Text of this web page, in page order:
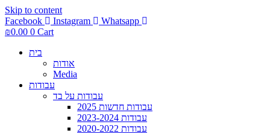
Skip to content
Facebook
Instagram
Whatsapp
₪0.00 0 Cart
בית
אודות
Media
עבודות
עבודות על בד
עבודות חדשות 2025
עבודות 2023-2024
עבודות 2020-2022